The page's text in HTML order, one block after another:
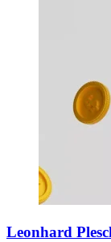
Leonhard